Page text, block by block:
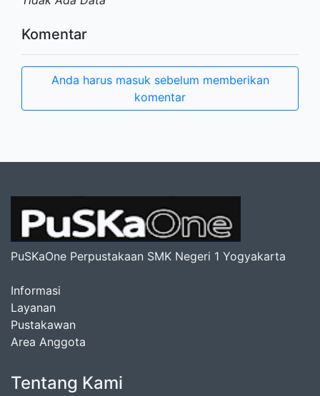
Komentar
Anda harus masuk sebelum memberikan
komentar
PuSKaOne Perpustakaan SMK Negeri 1 Yogyakarta
Informasi
Layanan
Pustakawan
Area Anggota
Tentang Kami